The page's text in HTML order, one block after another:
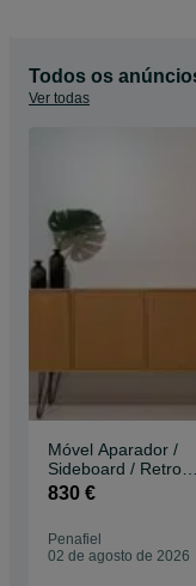
Todos os
Ver todas
Móvel Aparador /
Sideboard / Retro
Vintage / Estilo
830 €
Penafiel
02 de agosto de 2026